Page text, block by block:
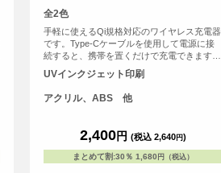
全2色
手軽に使えるQi規格対応のワイヤレス充電器
です。Type-Cケーブルを使用して電源に接
続すると、携帯を置くだけで充電できます。
充電中には青いライトが輝き、外側のアクリ
ル素材が光を効果的に反射。PC環境を美し
UVインクジェット印刷
アクリル、ABS 他
2,400円 (税込 2,640円)
まとめて割:30％ 1,680 円（税込）